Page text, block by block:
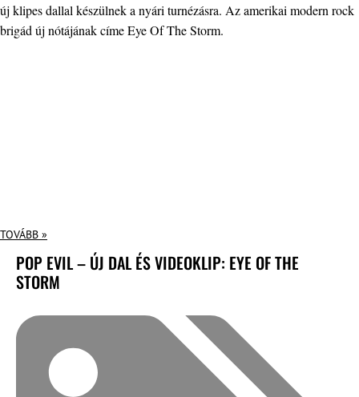
új klipes dallal készülnek a nyári turnézásra. Az amerikai modern rock
brigád új nótájának címe Eye Of The Storm.
TOVÁBB »
POP EVIL – ÚJ DAL ÉS VIDEOKLIP: EYE OF THE
STORM